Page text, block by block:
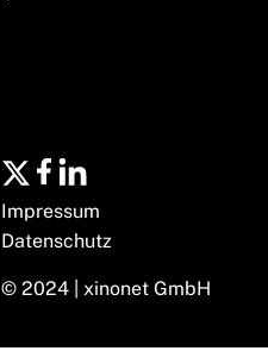
Impressum
Datenschutz
© 2024 | xinonet GmbH